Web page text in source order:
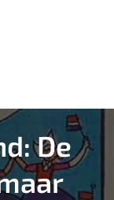
De